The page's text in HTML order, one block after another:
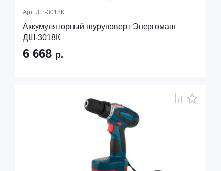
Арт. ДШ-3018К
Аккумуляторный шуруповерт Энергомаш
ДШ-3018К
6 668 р.